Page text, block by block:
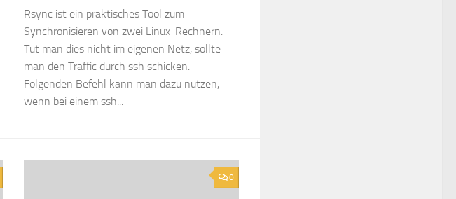
Rsync ist ein praktisches Tool zum
Synchronisieren von zwei Linux-Rechnern.
Tut man dies nicht im eigenen Netz, sollte
man den Traffic durch ssh schicken.
Folgenden Befehl kann man dazu nutzen,
wenn bei einem ssh...
0